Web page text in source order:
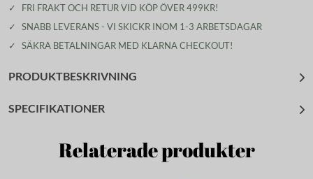
✓
FRI FRAKT OCH RETUR VID KÖP ÖVER 499KR!
✓
SNABB LEVERANS - VI SKICKR INOM 1-3 ARBETSDAGAR
✓
SÄKRA BETALNINGAR MED KLARNA CHECKOUT!
PRODUKTBESKRIVNING
SPECIFIKATIONER
Relaterade produkter